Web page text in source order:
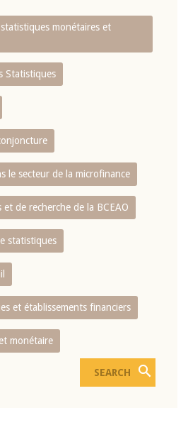
monétaires et
Statistiques
le secteur de la microfinance
et de recherche de la BCEAO
statistiques
et établissements financiers
monétaire